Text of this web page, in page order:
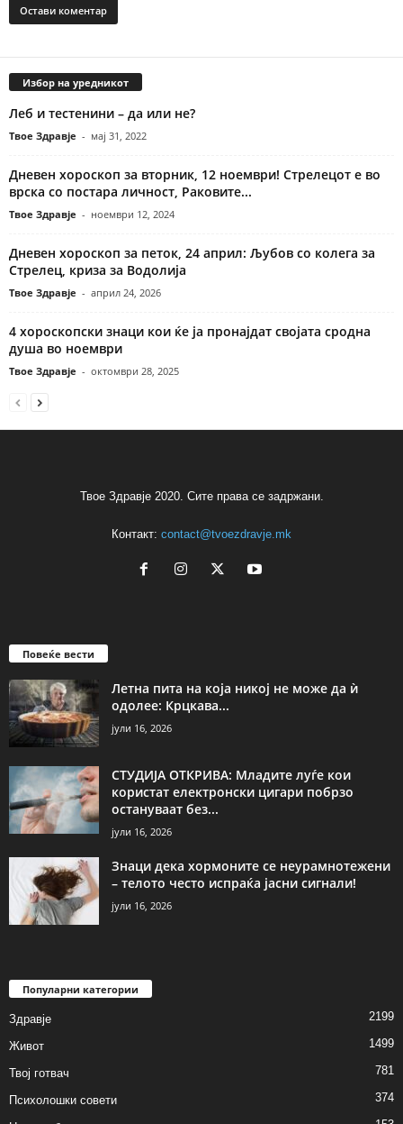
Избор на уредникот
Леб и тестенини – да или не?
Твое Здравје - мај 31, 2022
Дневен хороскоп за вторник, 12 ноември! Стрелецот е во
врска со постара личност, Раковите...
Твое Здравје - ноември 12, 2024
Дневен хороскоп за петок, 24 април: Љубов со колега за
Стрелец, криза за Водолија
Твое Здравје - април 24, 2026
4 хороскопски знаци кои ќе ја пронајдат својата сродна
душа во ноември
Твое Здравје - октомври 28, 2025
Твое Здравје 2020. Сите права се задржани.
Контакт: contact@tvoezdravje.mk
Повеќе вести
Летна пита на која никој не може да ѝ
одолее: Крцкава...
јули 16, 2026
СТУДИЈА ОТКРИВА: Младите луѓе кои
користат електронски цигари побрзо
остануваат без...
јули 16, 2026
Знаци дека хормоните се неурамнотежени
– телото често испраќа јасни сигнали!
јули 16, 2026
Популарни категории
Здравје 2199
Живот 1499
Твој готвач 781
Психолошки совети 374